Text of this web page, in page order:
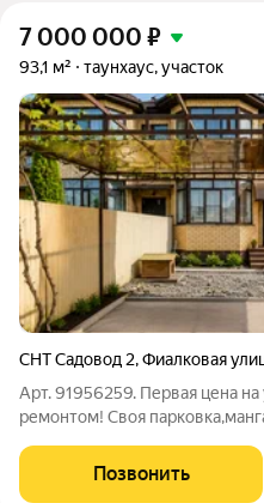
7 000 000 ₽
93,1 м² таунхаус, участок
СНТ Садовод 2,Фиалковая
Арт. 91956259. Первая цена на
ремонтом! Своя
хлопот: ремонт выполнен с
прямо сейчас. Простор и уют:
Позвонить